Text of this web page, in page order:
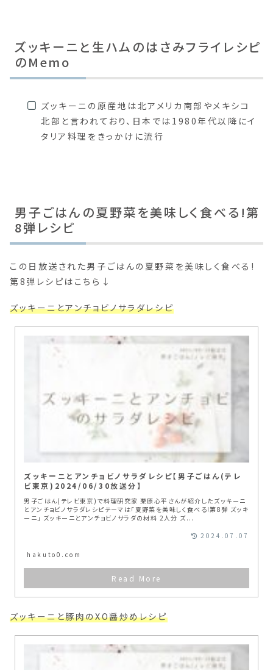
ズッキーニと生ハムのはさみフライレシピ
のMemo
ズッキーニの原産地は北アメリカ南部やメキシコ
北部と言われており、日本では1980年代以降にイ
タリア料理をきっかけに流行
男子ごはんの夏野菜を美味しく食べる!第
8弾レシピ
この日放送された男子ごはんの夏野菜を美味しく食べる!
第8弾レシピはこちら↓
ズッキーニとアンチョビノサラダレシピ
ズッキーニとアンチョビノサラダレシピ【男子ごはん(テレ
ビ東京)2024/06/30放送分】
男子ごはん(テレビ東京)で料理研究家 栗原心平さんが紹介したズッキーニ
とアンチョビノサラダレシピテーマは「夏野菜を美味しく食べる!第8弾 ズッキ
ーニ」 ズッキーニとアンチョビノサラダの材料 2人分 ズ...
hakuto0.com
2024.07.07
ズッキーニと豚肉のXO醤炒めレシピ